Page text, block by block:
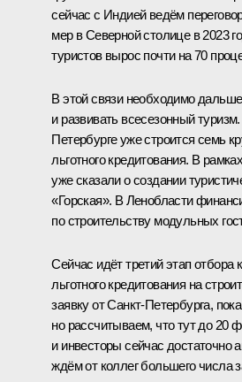
сейчас с Индией ведём
мер в Северной столице в 2023
туристов вырос почти на 70
В этой связи необходимо
и развивать всесезонный
Петербурге уже строится семь
льготного кредитования. В
уже сказали о создании
«Горская». В Ленобласти
по строительству модульных
Сейчас идёт третий этап отбора
льготного кредитования на
заявку от Санкт-Петербурга,
но рассчитываем, что тут до 20
и инвесторы сейчас достаточно
ждём от коллег большего числа